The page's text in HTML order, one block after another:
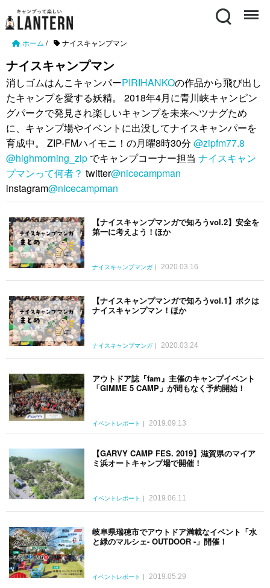
Search Menu
ホーム / ナイスキャンプマン
ナイスキャンプマン
消しゴムはんこキャンパーPIRIHANKOの作品から飛び出し
たキャンプを愛する妖精。 2018年4月に青川峡キャンピン
グパークで発見され楽しいキャンプを未来へツナグため
に、キャンプ場やイベントに出没してナイスキャンパーを
育成中。 ZIP-FMハイモニ！の月曜8時30分 @zipfm77.8
@highmorning_zip でキャンプコーナー担当 ナイスキャン
プマンって何者？ twitter@nicecampman
instagram@nicecampman
【ナイスキャンプマンガで知ろうvol.2】安全を
第一に考えよう！ほか
ナイスキャンプマンガ 2020.03.16
【ナイスキャンプマンガで知ろうvol.1】ボクは
ナイスキャンプマン！ほか
ナイスキャンプマンガ 2020.03.24
アウトドア誌『fam』主催のキャンプイベント
「GIMME 5 CAMP」が間もなく予約開始！
イベントレポート 2019.09.13
【GARVY CAMP FES. 2019】滋賀県のマイア
ミ浜オートキャンプ場で開催！
イベントレポート 2019.06.11
岐阜県瑞穂市でアウトドア満載なイベント「水
と緑のマルシェ- OUTDOOR -」開催！
イベントレポート 2019.05.29